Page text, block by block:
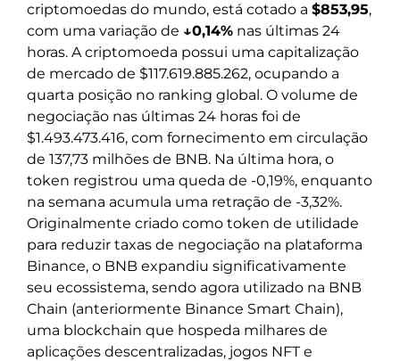
criptomoedas do mundo, está cotado a $853,95,
com uma variação de ↓0,14% nas últimas 24
horas. A criptomoeda possui uma capitalização
de mercado de $117.619.885.262, ocupando a
quarta posição no ranking global. O volume de
negociação nas últimas 24 horas foi de
$1.493.473.416, com fornecimento em circulação
de 137,73 milhões de BNB. Na última hora, o
token registrou uma queda de -0,19%, enquanto
na semana acumula uma retração de -3,32%.
Originalmente criado como token de utilidade
para reduzir taxas de negociação na plataforma
Binance, o BNB expandiu significativamente
seu ecossistema, sendo agora utilizado na BNB
Chain (anteriormente Binance Smart Chain),
uma blockchain que hospeda milhares de
aplicações descentralizadas, jogos NFT e